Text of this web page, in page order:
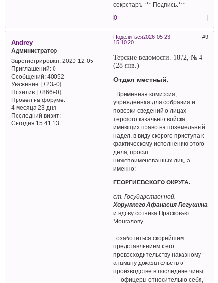
секретаръ *** Подпись.***
0
Поделиться 9
2026-05-23
15:10:20
Andrey
Администратор
Зарегистрирован: 2020-12-05
Приглашений:0
Сообщений:40052
Уважение: [+23/-0]
Позитив: [+866/-0]
Провел на форуме:
4 месяца 23 дня
Последний визит:
Сегодня 15:41:13
Терские ведомости. 1872, № 4
(28 янв.)
Отдел местный.
Временная комиссия,
учрежденная для собрания и
поверки сведений о лицах
терского казачьего войска,
имеющих право на поземельный
надел, в виду скорого приступа к
фактическому исполнению этого
дела, просит
нижепоименованных лиц, а
именно:
ГЕОРГИЕВСКОГО ОКРУГА.
ст. Государственной.
Хорунжего Афанасия Пегушина
и вдову сотника Прасковью
Менгалеву.
—
озаботиться скорейшим
представлением к его
превосходительству наказному
атаману доказательств о
производстве в последние чины
— офицеры относительно себя,